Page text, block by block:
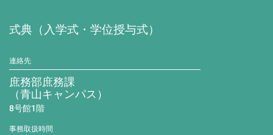
式典（入学式・学位授与式）
連絡先
庶務部庶務課
（青山キャンパス）
8号館1階
事務取扱時間